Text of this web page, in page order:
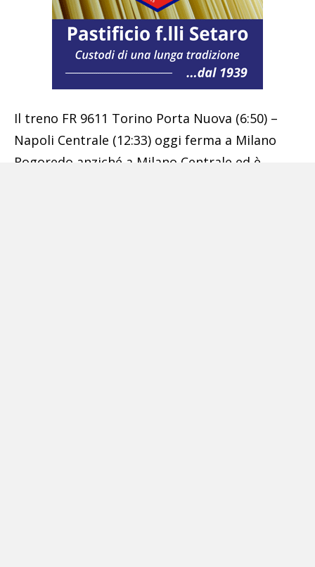
Il treno FR 9611 Torino Porta Nuova (6:50) –
Napoli Centrale (12:33) oggi ferma a Milano
Rogoredo anziché a Milano Centrale ed è